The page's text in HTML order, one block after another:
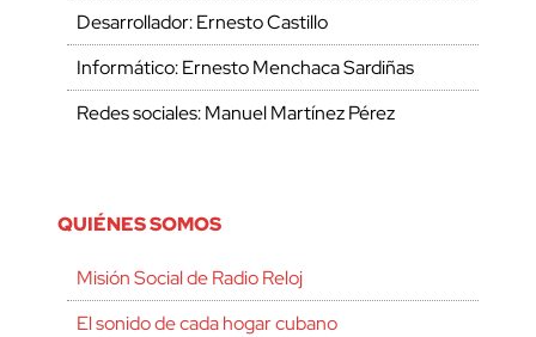
Desarrollador: Ernesto Castillo
Informático: Ernesto Menchaca Sardiñas
Redes sociales: Manuel Martínez Pérez
QUIÉNES SOMOS
Misión Social de Radio Reloj
El sonido de cada hogar cubano